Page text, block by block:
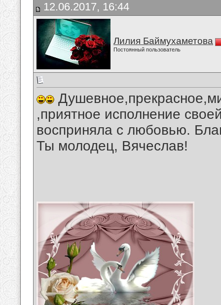
12.06.2017, 16:44
Лилия Баймухаметова
Постоянный пользователь
,приятное исполнение
восприняла с любовью.
Ты молодец, Вячеслав!